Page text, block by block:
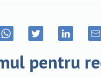
pentru